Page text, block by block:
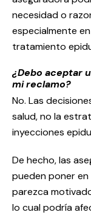
necesidad o
especialmente
tratamiento
¿Debo aceptar
mi reclamo?
No. Las
salud, no la
inyecciones
De hecho, las
pueden poner
parezca
lo cual podría